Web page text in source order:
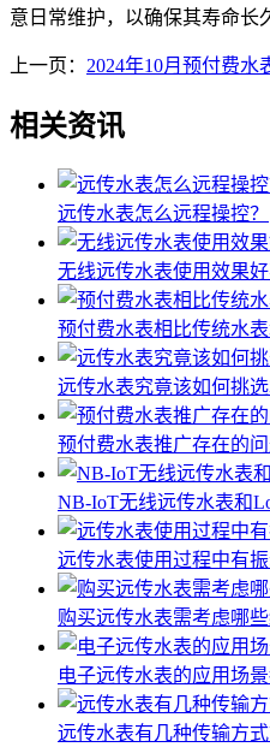
意日常维护，以确保其寿命长
上一页： 2024年10月预付费水
相关资讯
远传水表怎么远程操控？
无线远传水表使用效果
预付费水表相比传统水表
远传水表究竟该如何挑
预付费水表推广存在的
NB-IoT无线远传水表和
远传水表使用过程中有
购买远传水表需考虑哪些
电子远传水表的应用场景
远传水表有几种传输方